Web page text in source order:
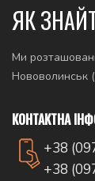
ЯК
Ми розташовані
Нововолинськ
КОНТАКТНА
+38
+38